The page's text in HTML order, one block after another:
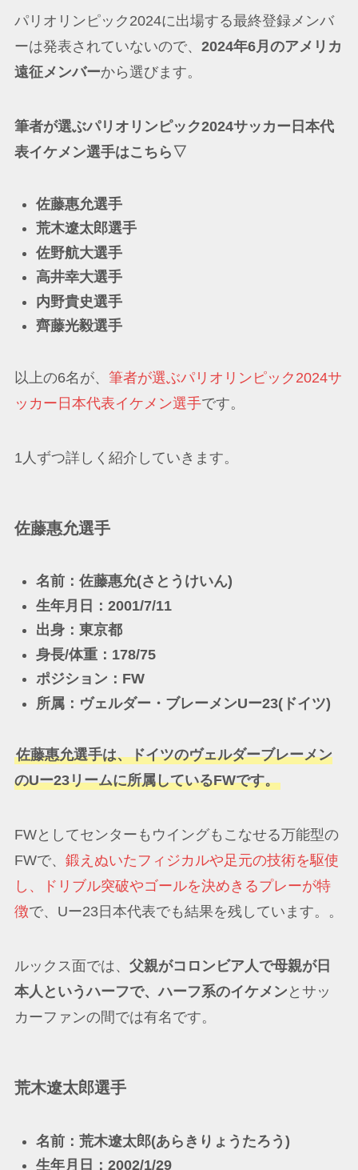
パリオリンピック2024に出場する最終登録メンバ
ーは発表されていないので、 2024年6月のアメリカ
遠征メンバーから選びます。
筆者が選ぶパリオリンピック2024サッカー日本代
表イケメン選手はこちら▽
佐藤惠允選手
荒木遼太郎選手
佐野航大選手
高井幸大選手
内野貴史選手
齊藤光毅選手
以上の6名が、 筆者が選ぶパリオリンピック2024サ
ッカー日本代表イケメン選手です。
1人ずつ詳しく紹介していきます。
佐藤惠允選手
名前：佐藤惠允(さとうけいん)
生年月日：2001/7/11
出身：東京都
身長/体重：178/75
ポジション：FW
所属：ヴェルダー・ブレーメンUー23(ドイツ)
佐藤惠允選手は、ドイツのヴェルダーブレーメン
のUー23リームに所属しているFWです。
FWとしてセンターもウイングもこなせる万能型の
FWで、 鍛えぬいたフィジカルや足元の技術を駆使
し、ドリブル突破やゴールを決めきるプレーが特
徴で、Uー23日本代表でも結果を残しています。。
ルックス面では、 父親がコロンビア人で母親が日
本人というハーフで、ハーフ系のイケメン とサッ
カーファンの間では有名です。
荒木遼太郎選手
名前：荒木遼太郎(あらきりょうたろう)
生年月日：2002/1/29